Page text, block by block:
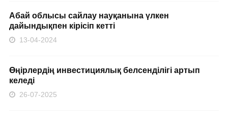
Абай облысы сайлау науқанына үлкен
дайындықпен кірісіп кетті
13-04-2024
Өңірлердің инвестициялық белсенділігі артып
келеді
26-07-2025